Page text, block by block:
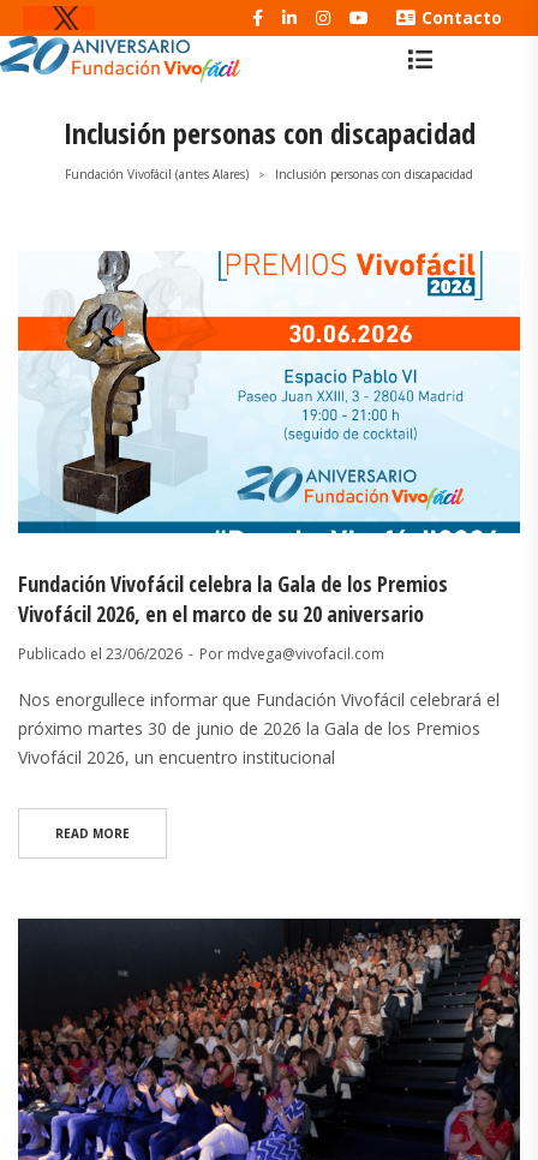
Contacto
Inclusión personas con discapacidad
Fundación Vivofácil (antes Alares) > Inclusión personas con discapacidad
Fundación Vivofácil celebra la Gala de los Premios
Vivofácil 2026, en el marco de su 20 aniversario
Publicado el 23/06/2026 Por mdvega@vivofacil.com
Nos enorgullece informar que Fundación Vivofácil celebrará el
próximo martes 30 de junio de 2026 la Gala de los Premios
Vivofácil 2026, un encuentro institucional
READ MORE